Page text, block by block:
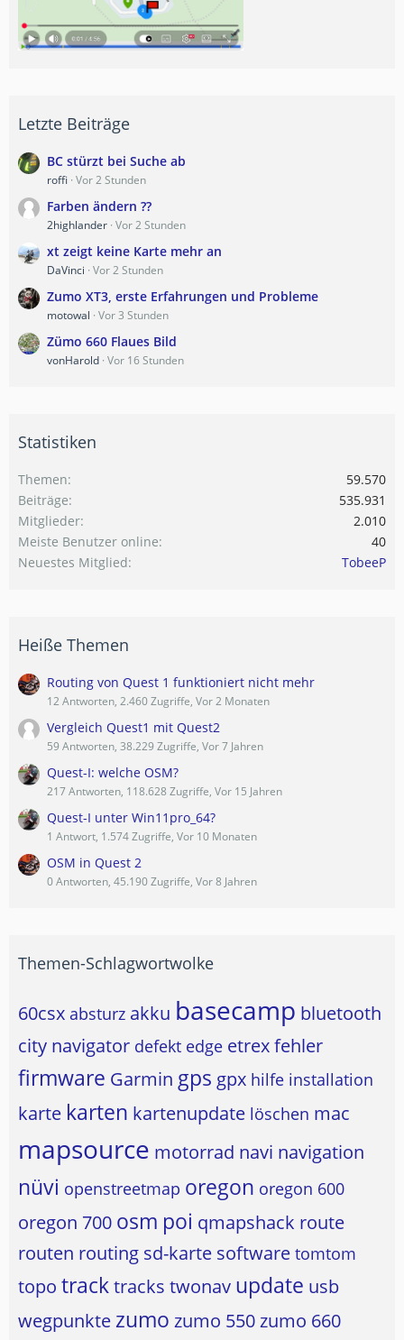
Letzte Beiträge
BC stürzt bei Suche ab
roffi Vor 2 Stunden
Farben ändern ??
2highlander Vor 2 Stunden
xt zeigt keine Karte mehr an
DaVinci Vor 2 Stunden
Zumo XT3, erste Erfahrungen und Probleme
motowal Vor 3 Stunden
Zümo 660 Flaues Bild
vonHarold Vor 16 Stunden
Statistiken
Themen
59.570
Beiträge
535.931
Mitglieder
2.010
Meiste Benutzer online
40
Neuestes Mitglied
TobeeP
Heiße Themen
Routing von Quest 1 funktioniert nicht mehr
12 Antworten, 2.460 Zugriffe, Vor 2 Monaten
Vergleich Quest1 mit Quest2
59 Antworten, 38.229 Zugriffe, Vor 7 Jahren
Quest-I: welche OSM?
217 Antworten, 118.628 Zugriffe, Vor 15 Jahren
Quest-I unter Win11pro_64?
1 Antwort, 1.574 Zugriffe, Vor 10 Monaten
OSM in Quest 2
0 Antworten, 45.190 Zugriffe, Vor 8 Jahren
Themen-Schlagwortwolke
60csx absturz akku basecamp bluetooth
city navigator defekt edge etrexfehler
firmware Garmin gps gpx hilfe installation
karte karten kartenupdate löschen mac
mapsource motorrad navi navigation
nüvi openstreetmap oregon oregon 600
oregon 700 osm poi qmapshack route
routen routing sd-karte software tomtom
topo tracktracks twonav update usb
wegpunkte zumo zumo 550zumo 660